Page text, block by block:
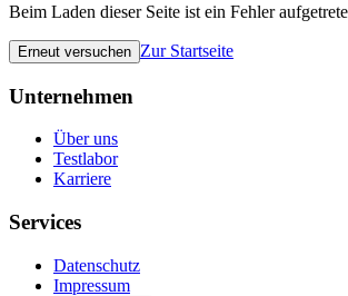
Beim Laden dieser Seite ist ein Fehler
Erneut versuchen Zur Startseite
Unternehmen
Über uns
Testlabor
Karriere
Services
Datenschutz
Impressum